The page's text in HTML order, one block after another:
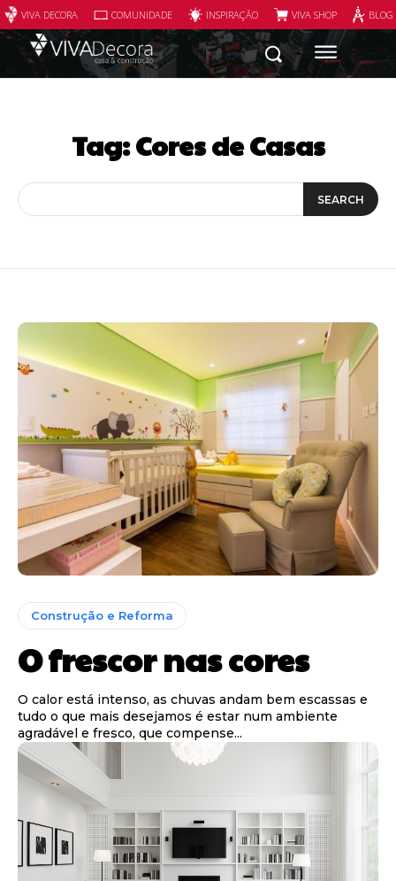
VIVA DECORA COMUNIDADE INSPIRAÇÃO VIVA SHOP
Tag:Cores de Casas
SEARCH
Construção e Reforma
O frescor nas cores
O calor está intenso, as chuvas andam bem escassas e
tudo o que mais desejamos é estar num ambiente
agradável e fresco, que compense...